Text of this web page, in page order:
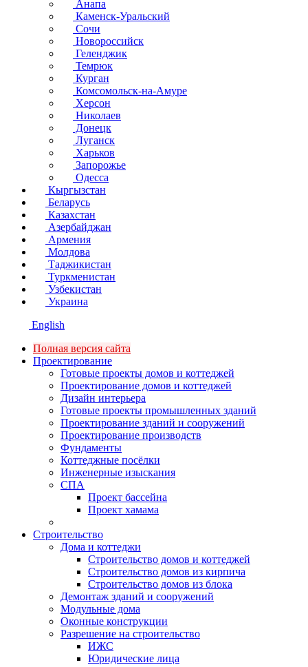
Анапа
Каменск-Уральский
Сочи
Новороссийск
Геленджик
Темрюк
Курган
Комсомольск-на-Амуре
Херсон
Николаев
Донецк
Луганск
Харьков
Запорожье
Одесса
Кыргызстан
Беларусь
Казахстан
Азербайджан
Армения
Молдова
Таджикистан
Туркменистан
Узбекистан
Украина
English
Полная версия сайта
Проектирование
Готовые проекты домов и коттеджей
Проектирование домов и коттеджей
Дизайн интерьера
Готовые проекты промышленных зданий
Проектирование зданий и сооружений
Проектирование производств
Фундаменты
Коттеджные посёлки
Инженерные изыскания
СПА
Проект бассейна
Проект хамама
Строительство
Дома и коттеджи
Строительство домов и коттеджей
Строительство домов из кирпича
Строительство домов из блока
Демонтаж зданий и сооружений
Модульные дома
Оконные конструкции
Разрешение на строительство
ИЖС
Юридические лица